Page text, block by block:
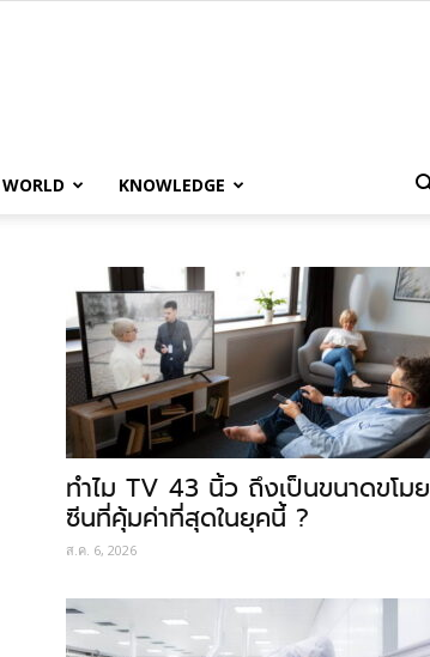
WORLD KNOWLEDGE
ทำไม TV 43 นิ้ว ถึงเป็นขนาดขโมย
ซีนที่คุ้มค่าที่สุดในยุคนี้ ?
ส.ค. 6, 2026